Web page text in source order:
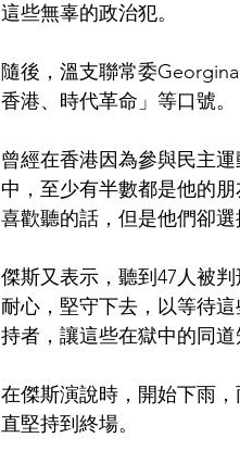
這些無辜的政治犯。
隨後，溫支聯常委
香港、時代革命」等口號。
曾經在香港因為參與民主
中，至少有半數都是他的
喜歡聽的話，但是他們卻選
傑斯又表示，聽到47人被
耐心，堅守下去，以等待
持者，讓這些在獄中的同
在傑斯演說時，開始下雨
直堅持到終場。